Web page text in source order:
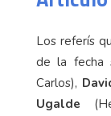
Los referís
de la fecha
Carlos),
Ugalde